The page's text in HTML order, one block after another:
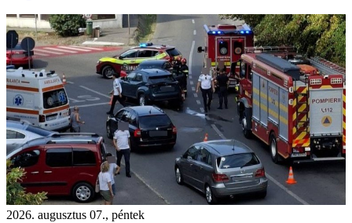
2026. augusztus 07., péntek